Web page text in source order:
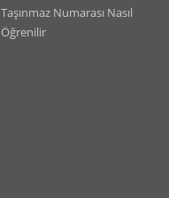
Taşınmaz Numarası Nasıl
Öğrenilir